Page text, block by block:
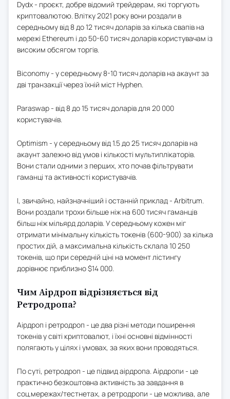
Dydx - проєкт, добре відомий трейдерам, які торгують
криптовалютою. Влітку 2021 року вони роздали в
середньому від 8 до 12 тисяч доларів за кілька свапів на
мережі Ethereum і до 50-60 тисяч доларів користувачам із
високим обсягом торгів.
Biconomy - у середньому 8-10 тисяч доларів на акаунт за
дві транзакції через їхній міст Hyphen.
Paraswap - від 8 до 15 тисяч доларів для 20 000
користувачів.
Optimism - у середньому від 1.5 до 25 тисяч доларів на
акаунт залежно від умов і кількості мультиплікаторів.
Вони стали одними з перших, хто почав фільтрувати
гаманці та активності користувачів.
І, звичайно, найзначніший і останній приклад - Arbitrum.
Вони роздали трохи більше ніж на 600 тисяч гаманців
більш ніж мільярд доларів. У середньому кожен міг
отримати мінімальну кількість токенів (600-900) за кілька
простих дій, а максимальна кількість склала 10 250
токенів, що при середній ціні на момент лістингу
дорівнює приблизно $14 000.
Чим Аірдроп відрізняється від
Ретродропа?
Аірдроп і ретродроп - це два різні методи поширення
токенів у світі криптовалют, і їхні основні відмінності
полягають у цілях і умовах, за яких вони проводяться.
По суті, ретродроп - це підвид аірдропа. Аірдропи - це
практично безкоштовна активність за завдання в
соц.мережах/тестнетах, а ретродропи - це можлива, але